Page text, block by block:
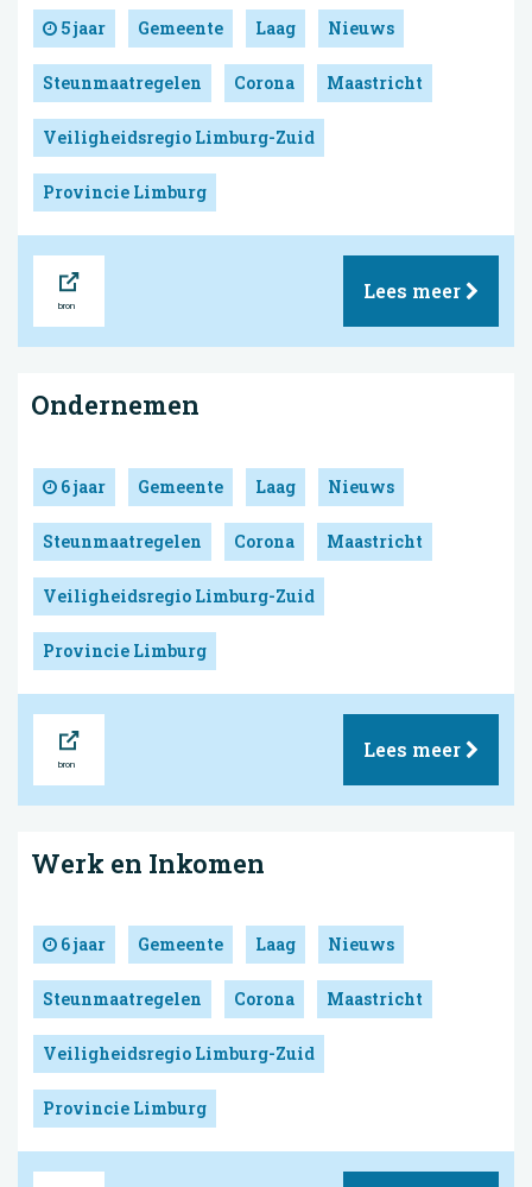
5 jaar Gemeente Laag Nieuws
Steunmaatregelen Corona Maastricht
Veiligheidsregio Limburg-Zuid
Provincie Limburg
Lees meer
Ondernemen
6 jaar Gemeente Laag Nieuws
Steunmaatregelen Corona Maastricht
Veiligheidsregio Limburg-Zuid
Provincie Limburg
Lees meer
Werk en Inkomen
6 jaar Gemeente Laag Nieuws
Steunmaatregelen Corona Maastricht
Veiligheidsregio Limburg-Zuid
Provincie Limburg